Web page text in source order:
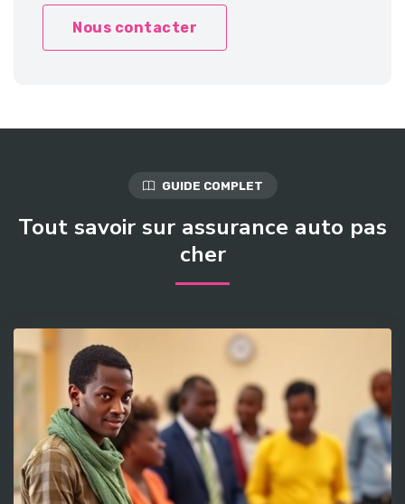
Nous contacter
GUIDE COMPLET
Tout savoir sur assurance auto pas
cher